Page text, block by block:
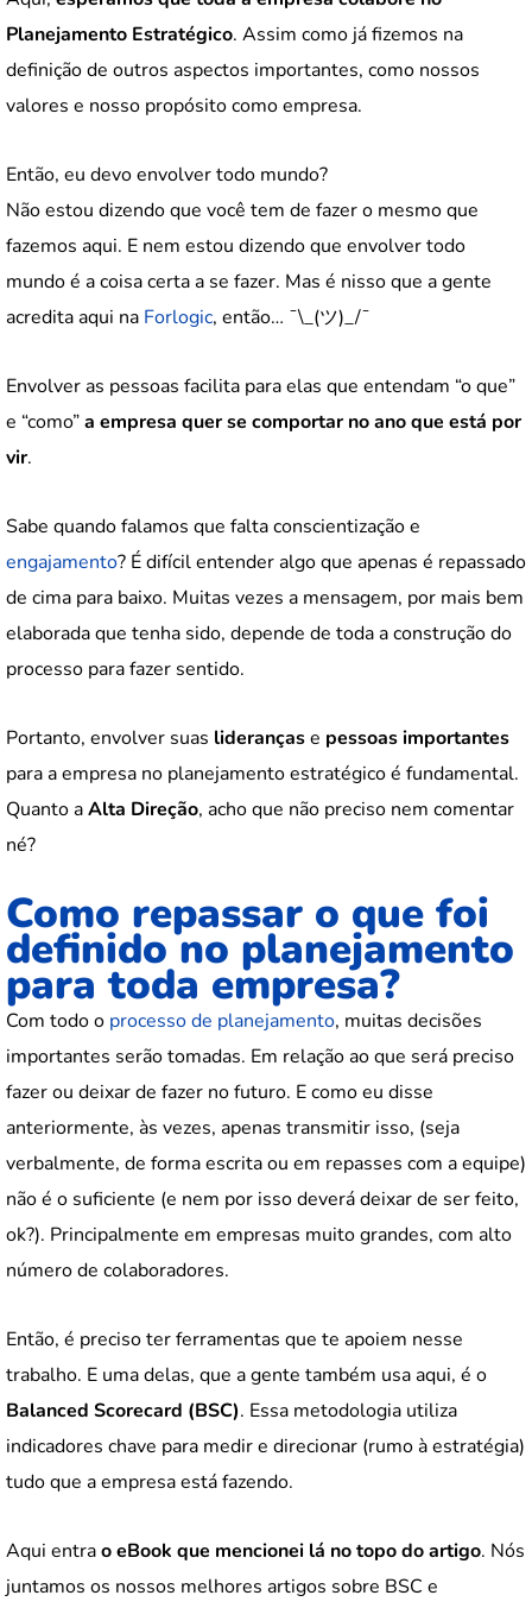
Planejamento Estratégico. Assim como já fizemos na
definição de outros aspectos importantes, como nossos
valores e nosso propósito como empresa.
Então, eu devo envolver todo mundo?
Não estou dizendo que você tem de fazer o mesmo que
fazemos aqui. E nem estou dizendo que envolver todo
mundo é a coisa certa a se fazer. Mas é nisso que a gente
acredita aqui na Forlogic, então… ¯\_(ツ)_/¯
Envolver as pessoas facilita para elas que entendam “o que”
e “como”a empresa quer se comportar no ano que está por
vir.
Sabe quando falamos que falta conscientização e
engajamento? É difícil entender algo que apenas é repassado
de cima para baixo. Muitas vezes a mensagem, por mais bem
elaborada que tenha sido, depende de toda a construção do
processo para fazer sentido.
Portanto, envolver suas liderançase pessoas importantes
para a empresa no planejamento estratégico é fundamental.
Quanto aAlta Direção, acho que não preciso nem comentar
né?
Como repassar o que foi
definido no planejamento
para toda empresa?
Com todo o processo de planejamento, muitas decisões
importantes serão tomadas. Em relação ao que será preciso
fazer ou deixar de fazer no futuro. E como eu disse
anteriormente, às vezes, apenas transmitir isso, (seja
verbalmente, de forma escrita ou em repasses com a equipe)
não é o suficiente (e nem por isso deverá deixar de ser feito,
ok?). Principalmente em empresas muito grandes, com alto
número de colaboradores.
Então, é preciso ter ferramentas que te apoiem nesse
trabalho. E uma delas, que a gente também usa aqui, é o
Balanced Scorecard (BSC). Essa metodologia utiliza
indicadores chave para medir e direcionar (rumo à estratégia)
tudo que a empresa está fazendo.
Aqui entrao eBook que mencionei lá no topo do artigo. Nós
juntamos os nossos melhores artigos sobre BSC e